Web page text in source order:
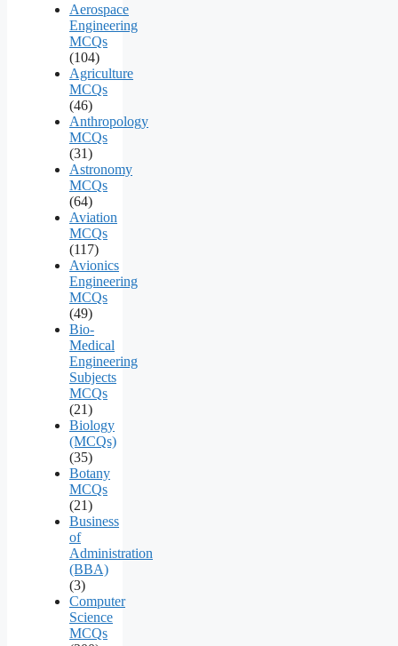
Aerospace
Engineering
MCQs
(104)
Agriculture
MCQs
(46)
Anthropology
MCQs
(31)
Astronomy
MCQs
(64)
Aviation
MCQs
(117)
Avionics
Engineering
MCQs
(49)
Bio-
Medical
Engineering
Subjects
MCQs
(21)
Biology
(MCQs)
(35)
Botany
MCQs
(21)
Business
of
Administration
(BBA)
(3)
Computer
Science
MCQs